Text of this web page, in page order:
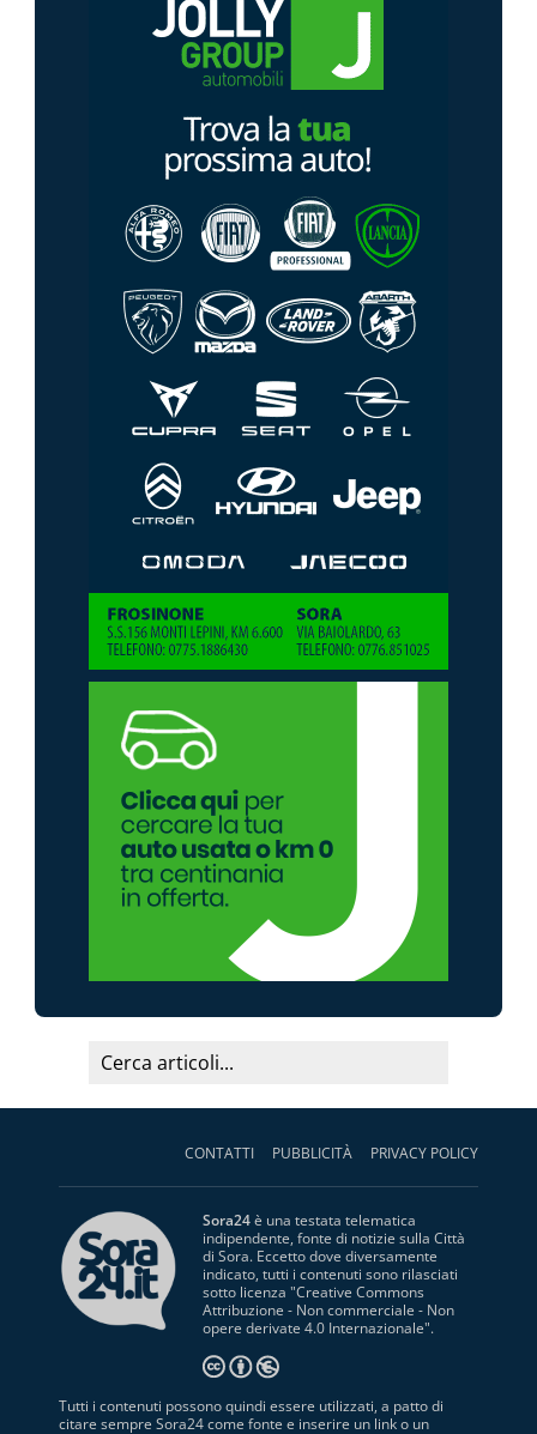
CONTATTI PUBBLICITÀ PRIVACY POLICY
Sora24è una testata telematica
indipendente, fonte di notizie sulla Città
di Sora. Eccetto dove diversamente
indicato, tutti i contenuti sono rilasciati
sotto licenza "Creative Commons
Attribuzione - Non commerciale - Non
opere derivate 4.0 Internazionale".
Tutti i contenuti possono quindi essere utilizzati, a patto di
citare sempre Sora24 come fonte e inserire un link o un